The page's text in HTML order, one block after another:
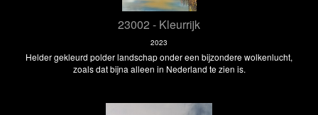
23002 - Kleurrijk
2023
Helder gekleurd polder landschap onder een bijzondere wolkenlucht,
zoals dat bijna alleen in Nederland te zien is.